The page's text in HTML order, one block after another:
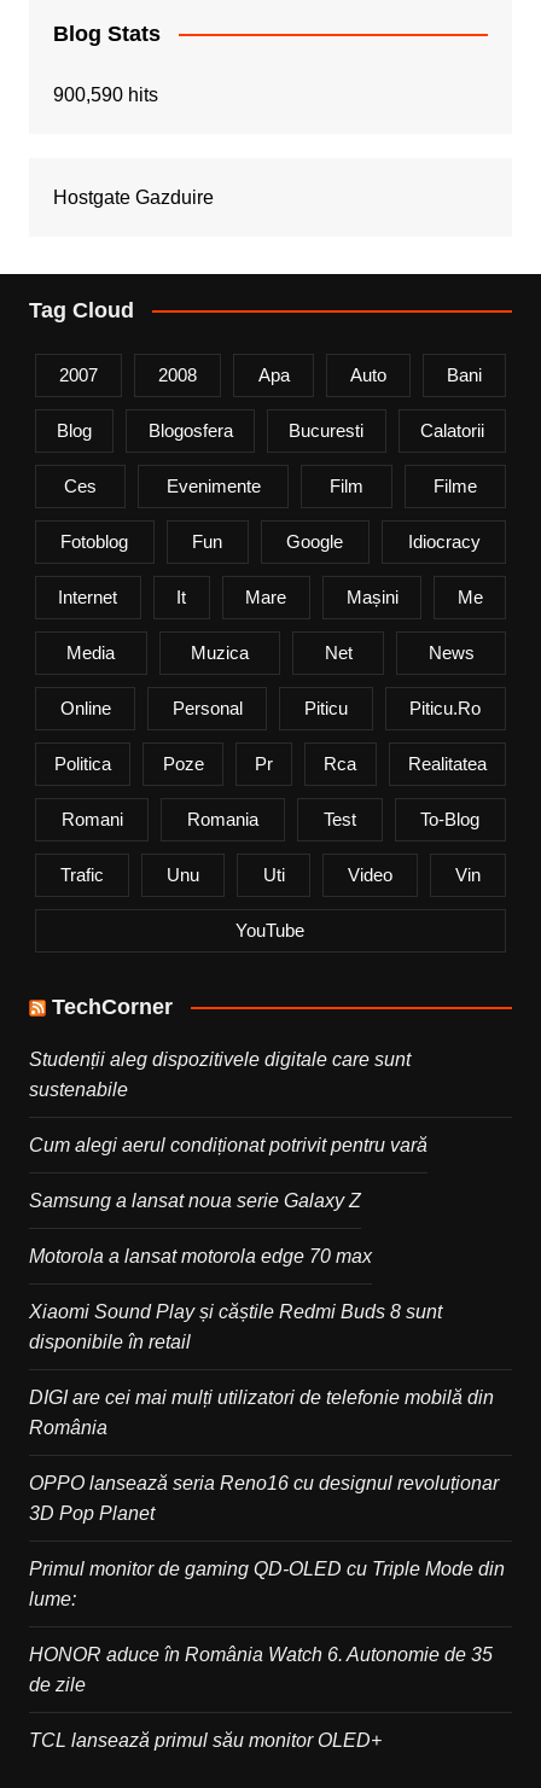
Blog Stats
900,590 hits
Hostgate Gazduire
Tag Cloud
2007 2008 Apa Auto Bani
Blog Blogosfera Bucuresti Calatorii
Ces Evenimente Film Filme
Fotoblog Fun Google Idiocracy
Internet It Mare Mașini Me
Media Muzica Net News
Online Personal Piticu Piticu.ro
Politica Poze Pr Rca Realitatea
Romani Romania Test To-Blog
Trafic Unu Uti Video Vin
YouTube
TechCorner
Studenții aleg dispozitivele digitale care sunt
sustenabile
Cum alegi aerul condiționat potrivit pentru vară
Samsung a lansat noua serie Galaxy Z
Motorola a lansat motorola edge 70 max
Xiaomi Sound Play și căștile Redmi Buds 8 sunt
disponibile în retail
DIGI are cei mai mulți utilizatori de telefonie mobilă din
România
OPPO lansează seria Reno16 cu designul revoluționar
3D Pop Planet
Primul monitor de gaming QD-OLED cu Triple Mode din
lume:
HONOR aduce în România Watch 6. Autonomie de 35
de zile
TCL lansează primul său monitor OLED+